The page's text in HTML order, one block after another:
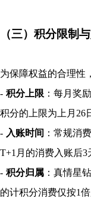
（三）积分限制
为保障权益的合理性
- 积分上限 ：每月奖
积分的上限为上月26
- 入账时间 ：常规消
T+1月的消费入账后
- 积分归属 ：真情星
的计积分消费仅按1